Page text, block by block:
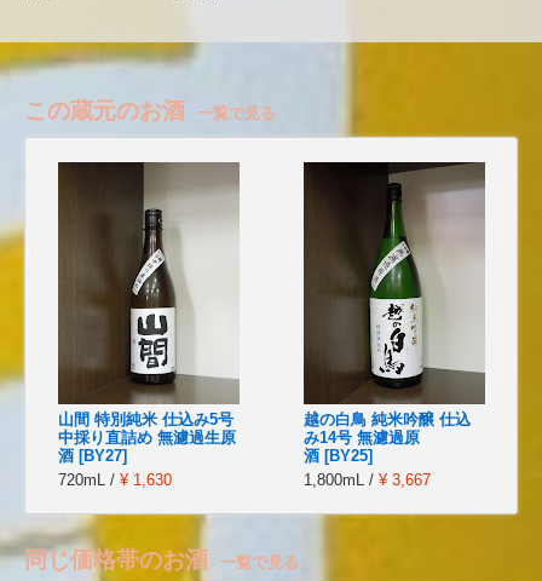
この蔵元のお酒 一覧で見る
山間 特別純米 仕込み5号
中採り直詰め 無濾過生原
酒 [BY27]
720mL / ¥ 1,630
越の白鳥 純米吟醸 仕込
み14号 無濾過原
酒 [BY25]
1,800mL / ¥ 3,667
同じ価格帯のお酒 一覧で見る